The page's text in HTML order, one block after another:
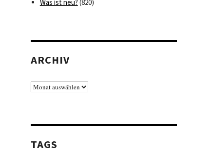
Was ist neu? (820)
ARCHIV
Archiv
TAGS